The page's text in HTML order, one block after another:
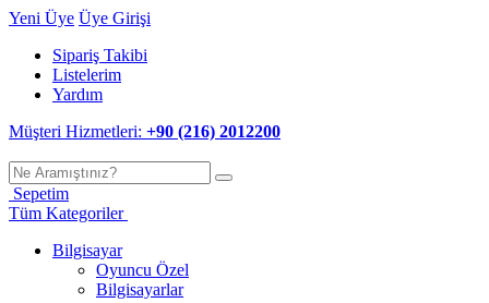
Yeni Üye Üye Girişi
Sipariş Takibi
Listelerim
Yardım
Müşteri Hizmetleri: +90 (216) 2012200
Sepetim
Tüm Kategoriler
Bilgisayar
Oyuncu Özel
Bilgisayarlar